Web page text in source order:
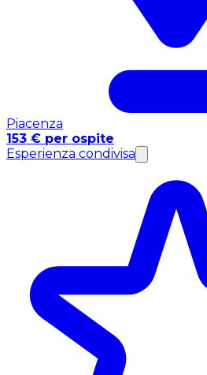
Piacenza
153 € per ospite
Esperienza condivisa